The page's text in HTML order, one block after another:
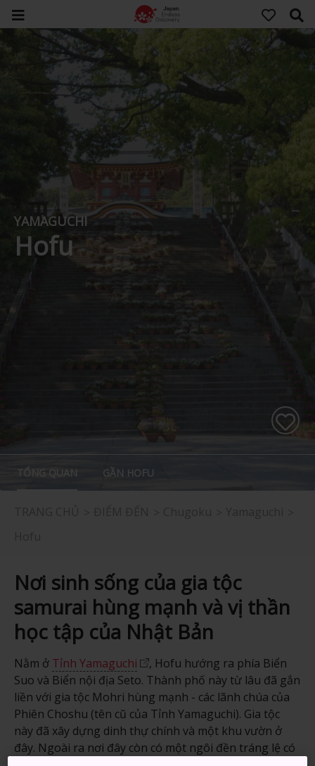
YAMAGUCHI
Hofu
TỔNG QUAN GẦN HOFU
Nơi sinh sống của gia tộc
samurai hùng mạnh và vị thần
học tập của Nhật Bản
Nằm ở Tỉnh Yamaguchi
, Hofu hướng ra phía Biển
Suo và Biển nội địa Seto. Thành phố này từ lâu đã gắn
liền với gia tộc Mohri hùng mạnh - các lãnh chúa của
Phiên Choshu (tên cũ của Tỉnh Yamaguchi). Gia tộc
này đã xây dựng dinh thự chính và một khu vườn ở
đây. Ngoài ra nơi đây còn có một ngôi đền tráng lệ có